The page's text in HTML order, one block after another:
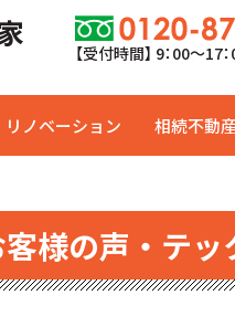
【受付時間】 9：00〜17
リノベーション 相続不動
様の声・テ